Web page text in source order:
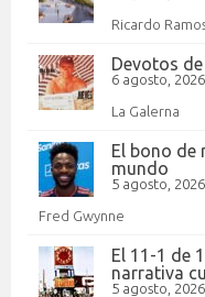
Ricardo
Devotos
6 agosto, 2026
La Galerna
El bono de
mundo
5 agosto, 2026
Fred Gwynne
El 11-1 de
narrativa
5 agosto, 2026